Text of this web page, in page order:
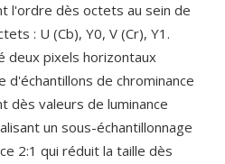
l'ordre dès octets au sein de
: U (Cb), Y0, V (Cr), Y1.
deux pixels horizontaux
d'échantillons de chrominance
dès valeurs de luminance
un sous-échantillonnage
2:1 qui réduit la taille dès